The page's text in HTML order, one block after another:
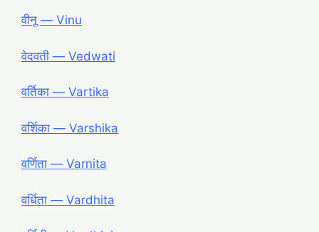
वीनू ― Vinu
वेदवती ― Vedwati
वर्तिका ― Vartika
वर्शिका ― Varshika
वर्णिता ― Varnita
वर्धिता ― Vardhita